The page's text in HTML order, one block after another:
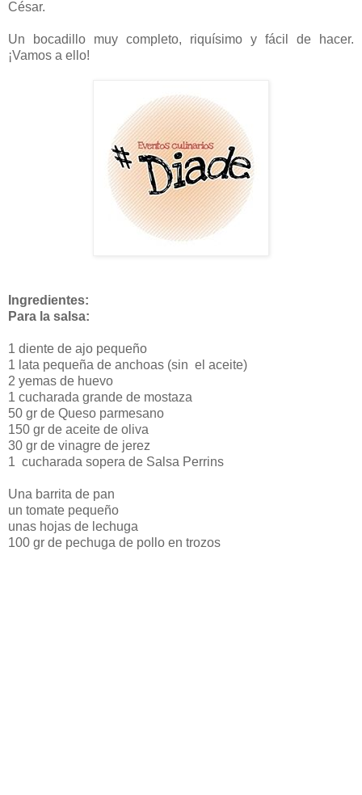
César.
Un bocadillo muy completo, riquísimo y fácil de hacer.
¡Vamos a ello!
Ingredientes:
Para la salsa:
1 diente de ajo pequeño
1 lata pequeña de anchoas (sin el aceite)
2 yemas de huevo
1 cucharada grande de mostaza
50 gr de Queso parmesano
150 gr de aceite de oliva
30 gr de vinagre de jerez
1 cucharada sopera de Salsa Perrins
Una barrita de pan
un tomate pequeño
unas hojas de lechuga
100 gr de pechuga de pollo en trozos